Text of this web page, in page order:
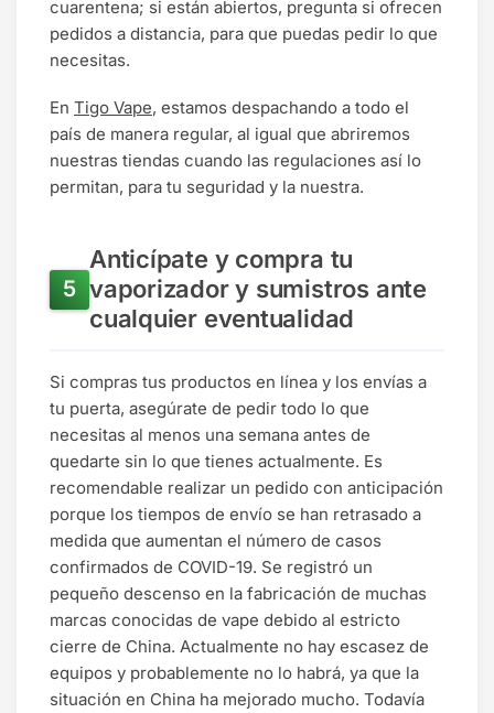
cuarentena; si están abiertos, pregunta si ofrecen
pedidos a distancia, para que puedas pedir lo que
necesitas.
En Tigo Vape, estamos despachando a todo el
país de manera regular, al igual que abriremos
nuestras tiendas cuando las regulaciones así lo
permitan, para tu seguridad y la nuestra.
Anticípate y compra tu
vaporizador y sumistros ante
cualquier eventualidad
Si compras tus productos en línea y los envías a
tu puerta, asegúrate de pedir todo lo que
necesitas al menos una semana antes de
quedarte sin lo que tienes actualmente. Es
recomendable realizar un pedido con anticipación
porque los tiempos de envío se han retrasado a
medida que aumentan el número de casos
confirmados de COVID-19. Se registró un
pequeño descenso en la fabricación de muchas
marcas conocidas de vape debido al estricto
cierre de China. Actualmente no hay escasez de
equipos y probablemente no lo habrá, ya que la
situación en China ha mejorado mucho. Todavía